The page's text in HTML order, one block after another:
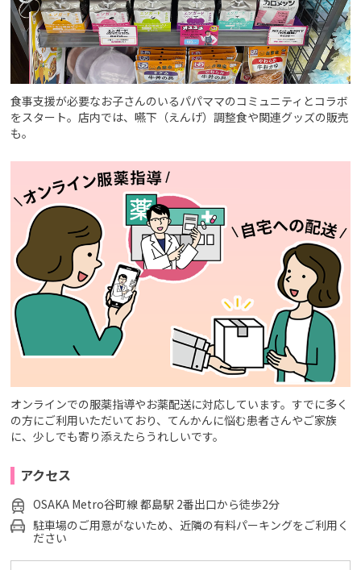
食事支援が必要なお子さんのいるパパママのコミュニティとコラボ
をスタート。店内では、嚥下（えんげ）調整食や関連グッズの販売
も。
オンラインでの服薬指導やお薬配送に対応しています。すでに多く
の方にご利用いただいており、てんかんに悩む患者さんやご家族
に、少しでも寄り添えたらうれしいです。
アクセス
OSAKA Metro谷町線 都島駅 2番出口から徒歩2分
駐車場のご用意がないため、近隣の有料パーキングをご利用く
ださい